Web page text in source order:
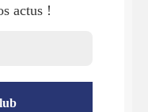
actus !